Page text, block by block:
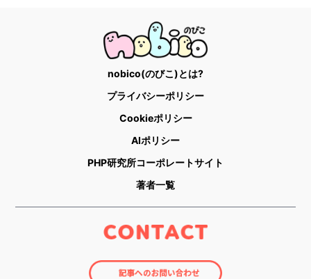
nobico(のびこ)とは?
プライバシーポリシー
Cookieポリシー
AIポリシー
PHP研究所コーポレートサイト
著者一覧